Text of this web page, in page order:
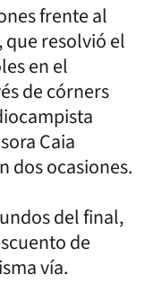
frente al
resolvió el
en el
de córners
Caia
dos ocasiones.
del final,
de
vía.